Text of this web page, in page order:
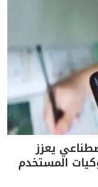
يعزز
المستخدم